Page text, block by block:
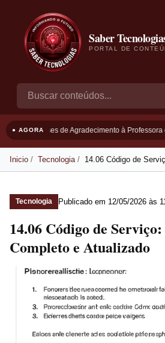
Saber
PORTAL DE
● AGORAFrases de Agradecimento à Professora
Inicio Tecnologia 14.06 Código de
Tecnologia Publicado em 12/05/2026 às
14.06 Código de
Completo e Atualizado